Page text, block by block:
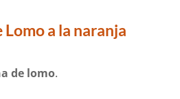
Lomo a la naranja
de lomo.